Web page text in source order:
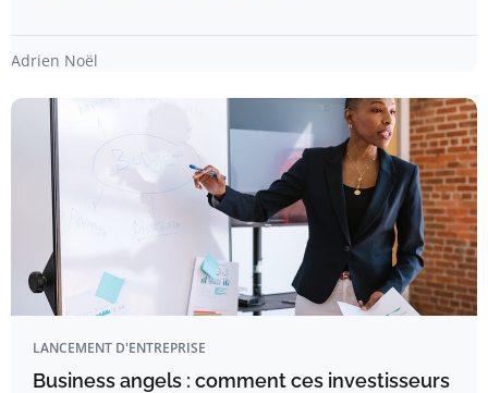
Adrien Noël
LANCEMENT D'ENTREPRISE
Business angels : comment ces investisseurs